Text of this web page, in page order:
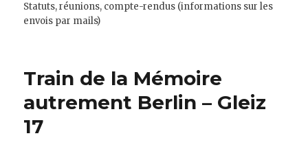
Statuts, réunions, compte-rendus (informations sur les
envois par mails)
Train de la Mémoire
autrement Berlin – Gleiz
17